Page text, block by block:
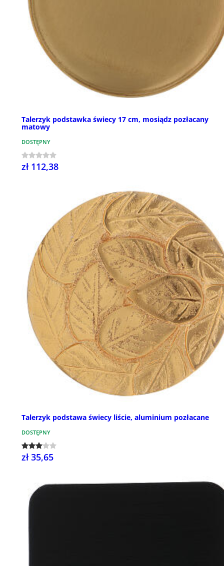
Talerzyk podstawka świecy 17 cm, mosiądz pozłacany
matowy
DOSTĘPNY
zł 112,38
Talerzyk podstawa świecy liście, aluminium pozłacane
DOSTĘPNY
zł 35,65